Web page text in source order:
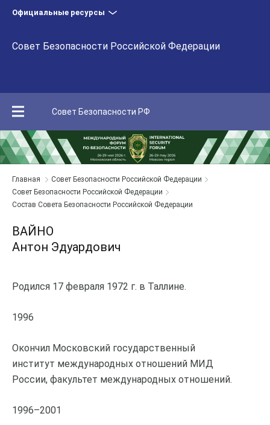
Официальные ресурсы
Совет Безопасности Российской Федерации
Совет Безопасности РФ
Главная
Совет Безопасности Российской Федерации
Совет Безопасности Российской Федерации
Состав Совета Безопасности Российской Федерации
ВАЙНО
Антон Эдуардович
Родился 17 февраля 1972 г. в Таллине.
1996
Окончил Московский государственный
институт международных отношений МИД
России, факультет международных отношений.
1996–2001